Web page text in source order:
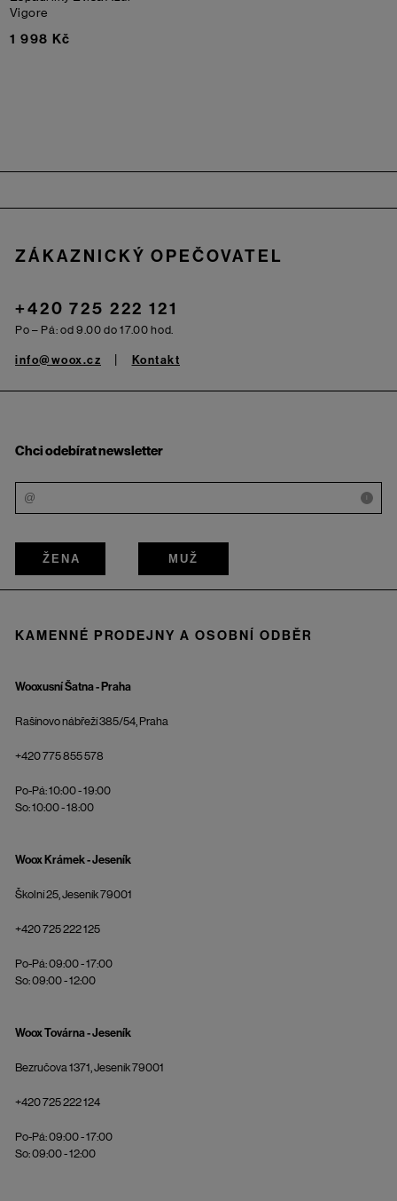
Vigore
1 998 Kč
ZÁKAZNICKÝ OPEČOVATEL
+420 725 222 121
Po – Pá: od 9.00 do 17.00 hod.
info@woox.cz Kontakt
Chci odebírat newsletter
i
ŽENA MUŽ
KAMENNÉ PRODEJNY A OSOBNÍ ODBĚR
Wooxusní Šatna - Praha
Rašínovo nábřeží 385/54, Praha
+420 775 855 578
Po-Pá: 10:00 - 19:00
So: 10:00 - 18:00
Woox Krámek - Jeseník
Školní 25, Jeseník 79001
+420 725 222 125
Po-Pá: 09:00 - 17:00
So: 09:00 - 12:00
Woox Továrna - Jeseník
Bezručova 1371, Jeseník 79001
+420 725 222 124
Po-Pá: 09:00 - 17:00
So: 09:00 - 12:00